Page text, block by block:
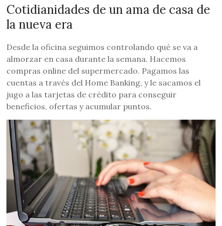
Cotidianidades de un ama de casa de
la nueva era
Desde la oficina seguimos controlando qué se va a
almorzar en casa durante la semana. Hacemos
compras online del supermercado. Pagamos las
cuentas a través del Home Banking, y le sacamos el
jugo a las tarjetas de crédito para conseguir
beneficios, ofertas y acumular puntos.